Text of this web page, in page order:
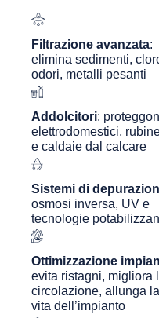
Filtrazione avanzata:
elimina sedimenti,
odori, metalli pesanti
Addolcitori:
elettrodomestici,
e caldaie dal calcare
Sistemi di
osmosi inversa, UV e
tecnologie
Ottimizzazione
evita ristagni, migliora
circolazione, allunga la
vita dell’impianto